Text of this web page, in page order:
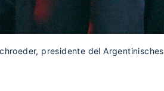
presidente del Argentinisches